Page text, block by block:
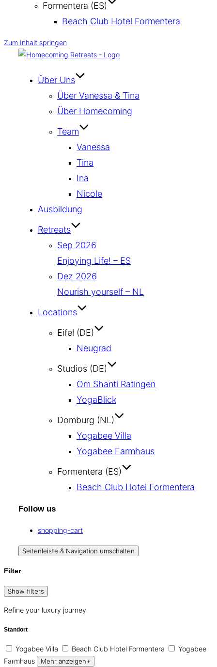
Formentera (ES)
Beach Club Hotel Formentera
Zum Inhalt springen
Über Uns
Über Vanessa & Tina
Über Homecoming
Team
Vanessa
Tina
Ina
Nicole
Ausbildung
Retreats
Sep 2026
Enjoying Life! – ES
Dez 2026
Nourish yourself – NL
Locations
Eifel (DE)
Neugrad
Studios (DE)
Om Shanti Ratingen
YogaBlick
Domburg (NL)
Yogabee Villa
Yogabee Farmhaus
Formentera (ES)
Beach Club Hotel Formentera
Follow us
shopping-cart
Seitenleiste & Navigation umschalten
Filter
Show filters
Refine your luxury journey
Standort
Yogabee Villa Beach Club Hotel Formentera
Yogabee
Farmhaus
Mehr anzeigen+